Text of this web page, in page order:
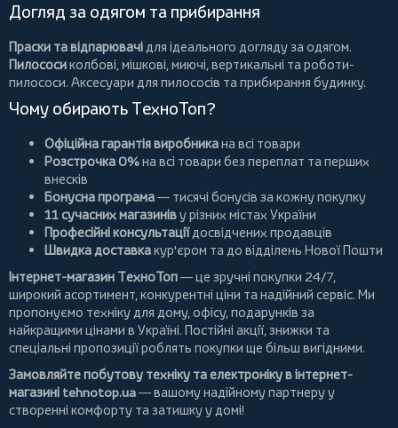
Догляд за одягом та прибирання
Праски та відпарювачідля ідеального догляду за одягом.
Пилососиколбові,мішкові,миючі,вертикальні тароботи-
пилососи. Аксесуари для пилососів та прибирання будинку.
Чому обирають ТехноТоп?
Офіційна гарантія виробникана всі товари
Розстрочка 0%на всі товари без переплат та перших
внесків
Бонусна програма— тисячі бонусів за кожну покупку
11 сучасних магазиніву різних містах України
Професійні консультаціїдосвідчених продавців
Швидка доставкакур'єром та до відділень Нової Пошти
Інтернет-магазин ТехноТоп— це зручні покупки 24/7,
широкий асортимент, конкурентні ціни та надійний сервіс. Ми
пропонуємо техніку для дому, офісу, подарунків за
найкращими цінами в Україні. Постійні акції, знижки та
спеціальні пропозиції роблять покупки ще більш вигідними.
Замовляйте побутову техніку та електроніку в інтернет-
магазині tehnotop.ua— вашому надійному партнеру у
створенні комфорту та затишку у домі!